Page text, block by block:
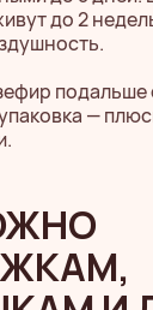
до 2
подальше
—